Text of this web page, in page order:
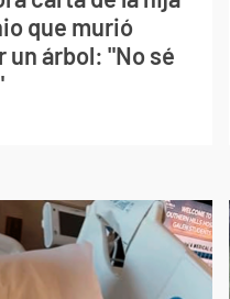
que murió
un árbol: "No sé